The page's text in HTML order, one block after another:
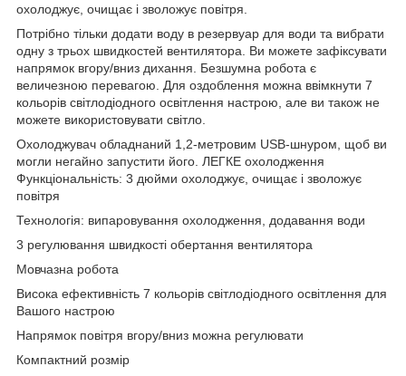
охолоджує, очищає і зволожує повітря.
Потрібно тільки додати воду в резервуар для води та вибрати
одну з трьох швидкостей вентилятора. Ви можете зафіксувати
напрямок вгору/вниз дихання. Безшумна робота є
величезною перевагою. Для оздоблення можна ввімкнути 7
кольорів світлодіодного освітлення настрою, але ви також не
можете використовувати світло.
Охолоджувач обладнаний 1,2-метровим USB-шнуром, щоб ви
могли негайно запустити його. ЛЕГКЕ охолодження
Функціональність: 3 дюйми охолоджує, очищає і зволожує
повітря
Технологія: випаровування охолодження, додавання води
3 регулювання швидкості обертання вентилятора
Мовчазна робота
Висока ефективність 7 кольорів світлодіодного освітлення для
Вашого настрою
Напрямок повітря вгору/вниз можна регулювати
Компактний розмір